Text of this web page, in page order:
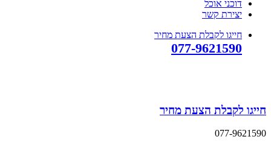
דוכני אוכל
יצירת קשר
חייגו לקבלת הצעת מחיר
077-9621590
חייגו לקבלת הצעת מחיר
077-9621590